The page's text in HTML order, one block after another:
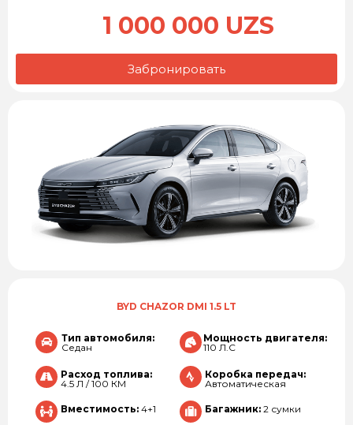
1 000 000 UZS
Забронировать
BYD CHAZOR DMI 1.5 LT
Тип автомобиля:
Седан
Мощность двигателя:
110 Л.С
Расход топлива:
4.5 Л / 100 КМ
Коробка передач:
Автоматическая
Вместимость: 4+1 Багажник: 2 сумки